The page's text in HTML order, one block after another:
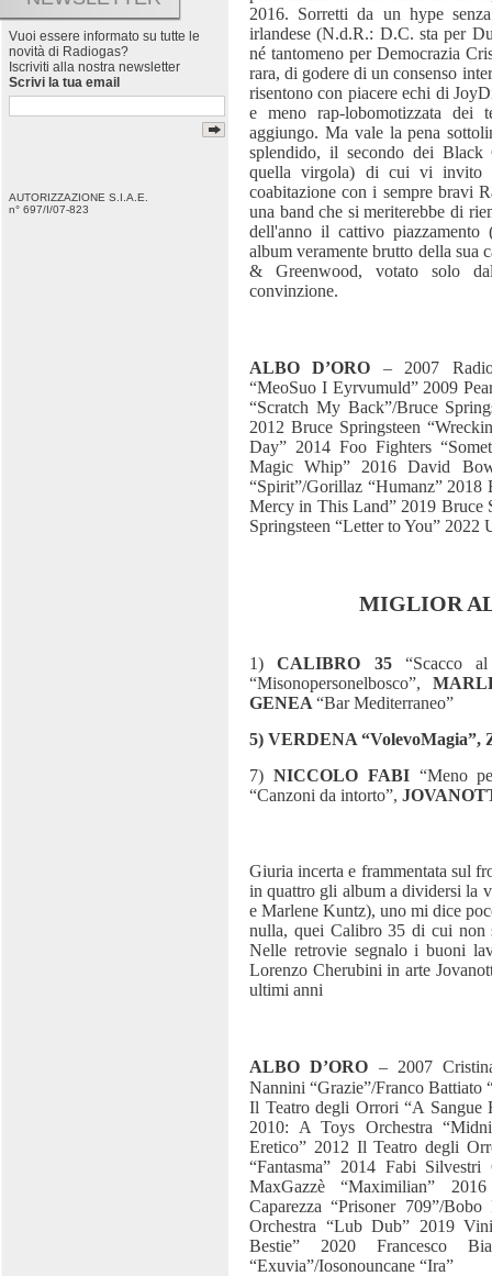
Vuoi essere informato su tutte le
novità di Radiogas?
Iscriviti alla nostra newsletter
Scrivi la tua email
AUTORIZZAZIONE S.I.A.E.
n° 697/I/07-823
2016. Sorretti da un hype
irlandese (N.d.R.: D.C. sta per
né tantomeno per Democrazia
rara, di godere di un consenso
risentono con piacere echi di
e meno rap-lobomotizzata dei
aggiungo. Ma vale la pena
splendido, il secondo dei
quella virgola) di cui vi invito
coabitazione con i sempre bravi
una band che si meriterebbe di
dell'anno il cattivo
album veramente brutto della sua
& Greenwood, votato solo
convinzione.
ALBO D’ORO – 2007
“MeoSuo I Eyrvumuld” 2009
“Scratch My Back”/Bruce
2012 Bruce Springsteen
Day” 2014 Foo Fighters
Magic Whip” 2016 David
“Spirit”/Gorillaz “Humanz”
Mercy in This Land” 2019 Bruce
Springsteen “Letter to You” 2022
MIGLIOR
1)CALIBRO 35“Scacco
“Misonopersonelbosco”,
GENEA “Bar Mediterraneo”
5) VERDENA “VolevoMagia”,
7) NICCOLO FABI “Meno
“Canzoni da intorto”,
Giuria incerta e frammentata sul
in quattro gli album a dividersi la
e Marlene Kuntz), uno mi dice
nulla, quei Calibro 35 di cui non
Nelle retrovie segnalo i buoni
Lorenzo Cherubini in arte
ultimi anni
ALBO D’ORO – 2007
Nannini “Grazie”/Franco Battiato
Il Teatro degli Orrori “A Sangue
2010: A Toys Orchestra
Eretico” 2012 Il Teatro degli
“Fantasma” 2014 Fabi
MaxGazzè “Maximilian”
Caparezza “Prisoner 709”/
Orchestra “Lub Dub” 2019
Bestie” 2020 Francesco
“Exuvia”/Iosonouncane “Ira”